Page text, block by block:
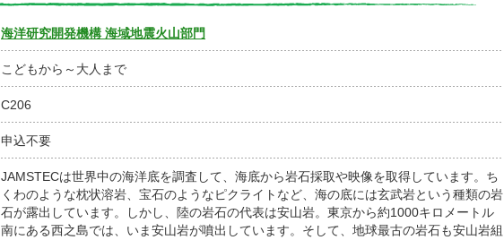
海洋研究開発機構 海域地震火山部門
こどもから～大人まで
C206
申込不要
JAMSTECは世界中の海洋底を調査して、海底から岩石採取や映像を取得しています。ち
くわのような枕状溶岩、宝石のようなピクライトなど、海の底には玄武岩という種類の岩
石が露出しています。しかし、陸の岩石の代表は安山岩。東京から約1000キロメートル
南にある西之島では、いま安山岩が噴出しています。そして、地球最古の岩石も安山岩組